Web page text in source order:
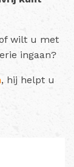
wilt u met
ingaan?
, hij helpt u